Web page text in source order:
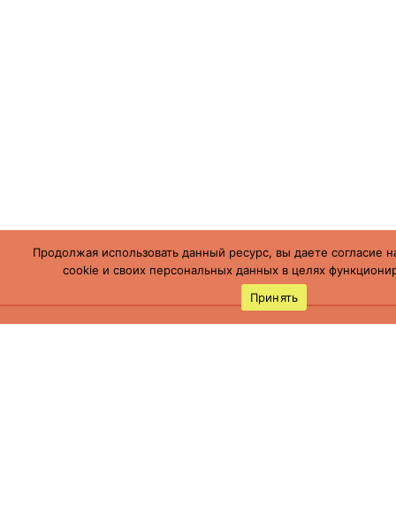
Продолжая использовать данный ресурс, вы даете согласие
cookie и своих персональных данных в целях
Принять